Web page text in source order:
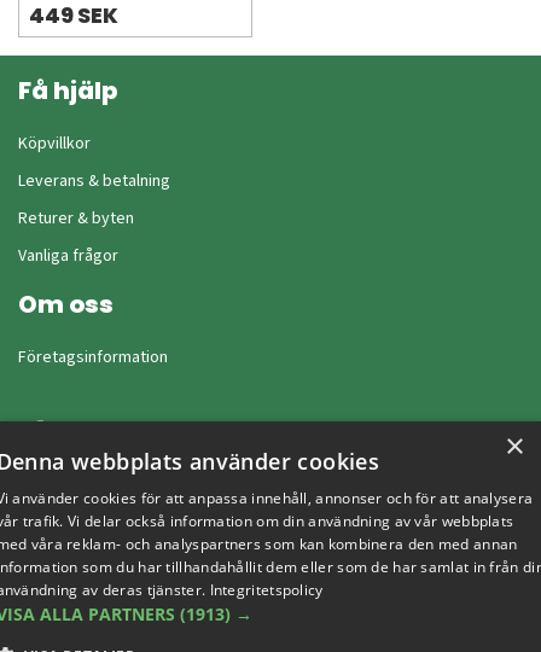
449 SEK
Få hjälp
Köpvillkor
Leverans & betalning
Returer & byten
Vanliga frågor
Om oss
Företagsinformation
×
webbplats använder cookies
använder cookies för att anpassa innehåll, annonser och för att analysera
trafik. Vi delar också information om din användning av vår webbplats
våra reklam- och analyspartners som kan kombinera den med annan
som du har tillhandahållit dem eller som de har samlat in från
av deras tjänster. Integritetspolicy
ALLA PARTNERS (1913) →